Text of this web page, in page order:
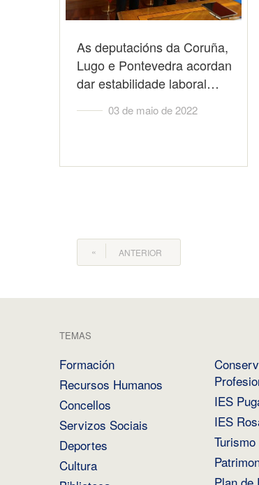
As deputacións da Coruña,
Lugo e Pontevedra acordan
dar estabilidade laboral…
03 de maio de 2022
ANTERIOR
TEMAS
Formación
Recursos Humanos
Concellos
Servizos Sociais
Deportes
Cultura
IES
IES
Turismo